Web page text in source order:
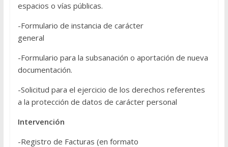
espacios o vías públicas.
-Formulario de instancia de carácter
general
-Formulario para la subsanación o aportación de nueva
documentación.
-Solicitud para el ejercicio de los derechos referentes
a la protección de datos de carácter personal
Intervención
-Registro de Facturas (en formato